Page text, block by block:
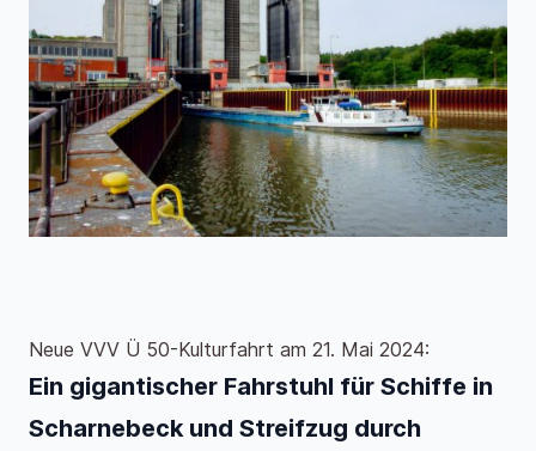
Neue VVV Ü 50-Kulturfahrt am 21. Mai 2024:
Ein gigantischer Fahrstuhl für Schiffe in
Scharnebeck und Streifzug durch